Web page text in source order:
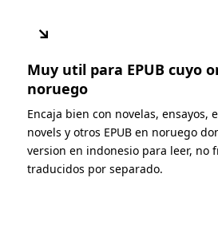
↘
Muy util para EPUB cuyo
noruego
Encaja bien con novelas, ensayos,
novels y otros EPUB en noruego
version en indonesio para leer, no
traducidos por separado.